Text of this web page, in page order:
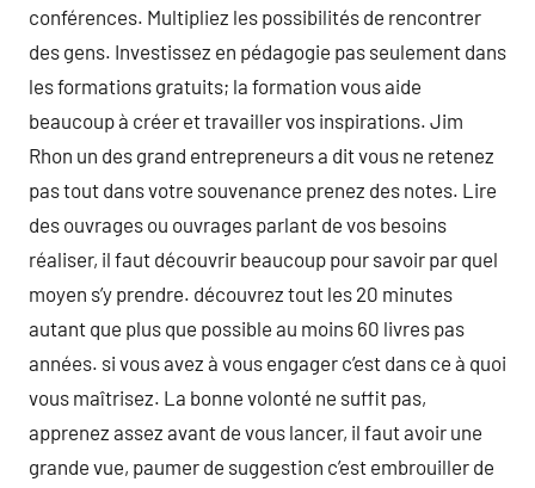
conférences. Multipliez les possibilités de rencontrer
des gens. Investissez en pédagogie pas seulement dans
les formations gratuits; la formation vous aide
beaucoup à créer et travailler vos inspirations. Jim
Rhon un des grand entrepreneurs a dit vous ne retenez
pas tout dans votre souvenance prenez des notes. Lire
des ouvrages ou ouvrages parlant de vos besoins
réaliser, il faut découvrir beaucoup pour savoir par quel
moyen s’y prendre. découvrez tout les 20 minutes
autant que plus que possible au moins 60 livres pas
années. si vous avez à vous engager c’est dans ce à quoi
vous maîtrisez. La bonne volonté ne suffit pas,
apprenez assez avant de vous lancer, il faut avoir une
grande vue, paumer de suggestion c’est embrouiller de